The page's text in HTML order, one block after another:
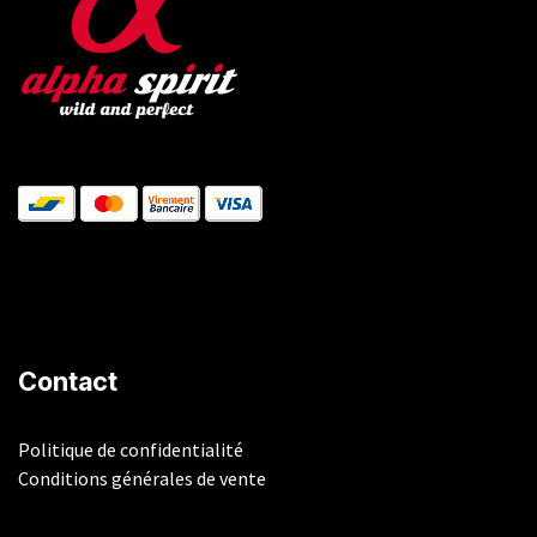
Contact
Politique de confidentialité
Conditions générales de vente